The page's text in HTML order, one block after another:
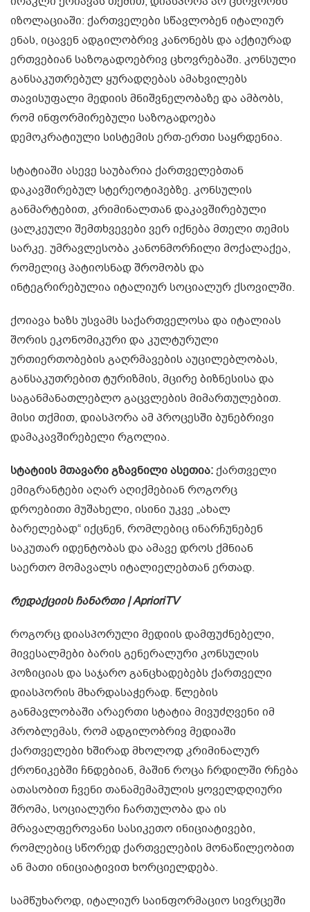
იზოლაციაში: ქართველები სწავლობენ იტალიურ
ენას, იცავენ ადგილობრივ კანონებს და აქტიურად
ერთვებიან საზოგადოებრივ ცხოვრებაში. კონსული
განსაკუთრებულ ყურადღებას ამახვილებს
თავისუფალი მედიის მნიშვნელობაზე და ამბობს,
რომ ინფორმირებული საზოგადოება
დემოკრატიული სისტემის ერთ-ერთი საყრდენია.
სტატიაში ასევე საუბარია ქართველებთან
დაკავშირებულ სტერეოტიპებზე. კონსულის
განმარტებით, კრიმინალთან დაკავშირებული
ცალკეული შემთხვევები ვერ იქნება მთელი თემის
სარკე. უმრავლესობა კანონმორჩილი მოქალაქეა,
რომელიც პატიოსნად შრომობს და
ინტეგრირებულია იტალიურ სოციალურ ქსოვილში.
ქოიავა ხაზს უსვამს საქართველოსა და იტალიას
შორის ეკონომიკური და კულტურული
ურთიერთობების გაღრმავების აუცილებლობას,
განსაკუთრებით ტურიზმის, მცირე ბიზნესისა და
საგანმანათლებლო გაცვლების მიმართულებით.
მისი თქმით, დიასპორა ამ პროცესში ბუნებრივი
დამაკავშირებელი რგოლია.
სტატიის მთავარი გზავნილი ასეთია:ქართველი
ემიგრანტები აღარ აღიქმებიან როგორც
დროებითი მუშახელი, ისინი უკვე „ახალ
ბარელებად“ იქცნენ, რომლებიც ინარჩუნებენ
საკუთარ იდენტობას და ამავე დროს ქმნიან
საერთო მომავალს იტალიელებთან ერთად.
რედაქციის ჩანართი | AprioriTV
როგორც დიასპორული მედიის დამფუძნებელი,
მივესალმები ბარის გენერალური კონსულის
პოზიციას და საჯარო განცხადებებს ქართველი
დიასპორის მხარდასაჭერად. წლების
განმავლობაში არაერთი სტატია მივუძღვენი იმ
პრობლემას, რომ ადგილობრივ მედიაში
ქართველები ხშირად მხოლოდ კრიმინალურ
ქრონიკებში ჩნდებიან, მაშინ როცა ჩრდილში რჩება
ათასობით ჩვენი თანამემამულის ყოველდღიური
შრომა, სოციალური ჩართულობა და ის
მრავალფეროვანი სასიკეთო ინიციატივები,
რომლებიც სწორედ ქართველების მონაწილეობით
ან მათი ინიციატივით ხორციელდება.
სამწუხაროდ, იტალიურ საინფორმაციო სივრცეში